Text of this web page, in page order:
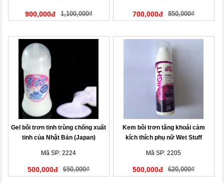
900,000đ 1,100,000₫ 700,000đ 850,000₫
Gel bôi trơn tinh trùng chống xuất
tinh của Nhật Bản (Japan)
Mã SP: 2224
500,000đ 650,000₫
Kem bôi trơn tăng khoái cảm
kích thích phụ nữ Wet Stuff
Mã SP: 2205
500,000đ 620,000₫